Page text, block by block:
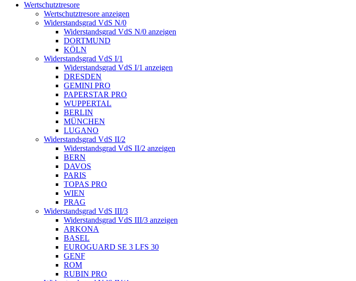
Wertschutztresore
Wertschutztresore anzeigen
Widerstandsgrad VdS N/0
Widerstandsgrad VdS N/0 anzeigen
DORTMUND
KÖLN
Widerstandsgrad VdS I/1
Widerstandsgrad VdS I/1 anzeigen
DRESDEN
GEMINI PRO
PAPERSTAR PRO
WUPPERTAL
BERLIN
MÜNCHEN
LUGANO
Widerstandsgrad VdS II/2
Widerstandsgrad VdS II/2 anzeigen
BERN
DAVOS
PARIS
TOPAS PRO
WIEN
PRAG
Widerstandsgrad VdS III/3
Widerstandsgrad VdS III/3 anzeigen
ARKONA
BASEL
EUROGUARD SE 3 LFS 30
GENF
ROM
RUBIN PRO